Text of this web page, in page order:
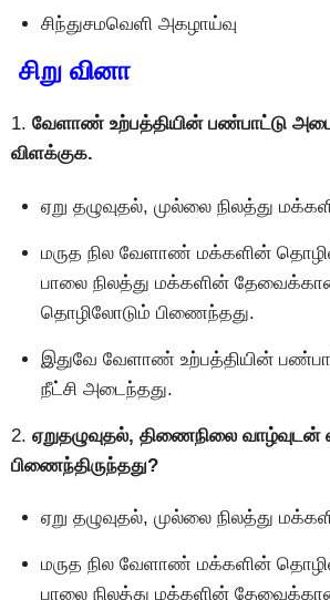
சிந்துசமவெளி அகழாய்வு
சிறு வினா
1. வேளாண் உற்பத்தியின் பண்பாட்டு
விளக்குக.
ஏறு தழுவுதல், முல்லை நிலத்து
மருத நில வேளாண் மக்களின்
பாலை நிலத்து மக்களின்
தொழிலோடும் பிணைந்தது.
இதுவே வேளாண் உற்பத்தியின்
நீட்சி அடைந்தது.
2. ஏறுதழுவுதல், திணைநிலை வாழ்வுடன்
பிணைந்திருந்தது?
ஏறு தழுவுதல், முல்லை நிலத்து
மருத நில வேளாண் மக்களின்
பாலை நிலத்து மக்களின்